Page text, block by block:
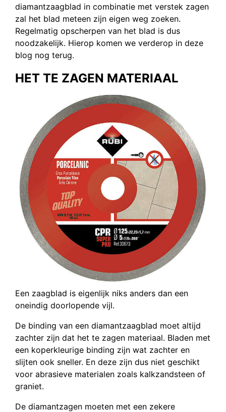
diamantzaagblad in combinatie met verstek zagen
zal het blad meteen zijn eigen weg zoeken.
Regelmatig opscherpen van het blad is dus
noodzakelijk. Hierop komen we verderop in deze
blog nog terug.
HET TE ZAGEN MATERIAAL
Een zaagblad is eigenlijk niks anders dan een
oneindig doorlopende vijl.
De binding van een diamantzaagblad moet altijd
zachter zijn dat het te zagen materiaal. Bladen met
een koperkleurige binding zijn wat zachter en
slijten ook sneller. En deze zijn dus niet geschikt
voor abrasieve materialen zoals kalkzandsteen of
graniet.
De diamantzagen moeten met een zekere